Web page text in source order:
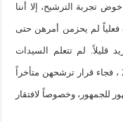
تجربة الترشيح، إلا أننا
فعلياً لم يحزمن أمرهن حتى
قليلاً. لم تتعلم السيدات
البحرينيات الدرس أيضاً في انتخابات العام 2006 ، فجاء قرار ترشحهن متأخراً
للجمهور، وخصوصاً لافتقار